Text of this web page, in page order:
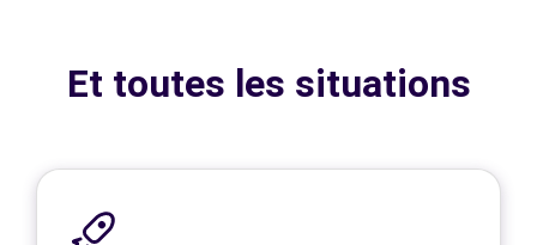
Et toutes les situations